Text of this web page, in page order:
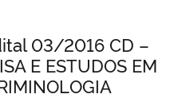
03/2016 CD –
E ESTUDOS EM